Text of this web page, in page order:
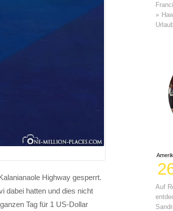
Highway gesperrt.
dabei hatten und dies nicht
Tag für 1 US-Dollar
Auf